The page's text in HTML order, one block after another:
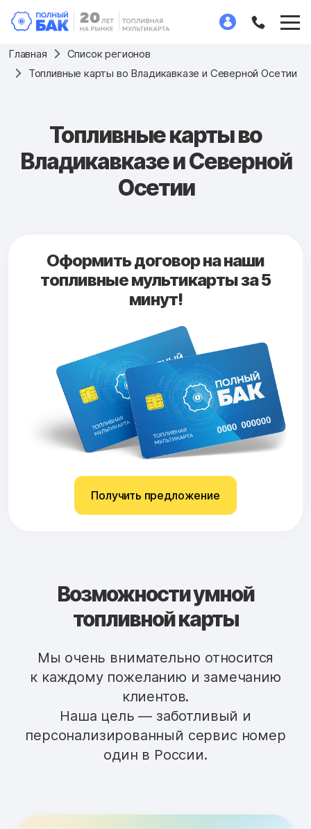
Главная
Список регионов
Топливные карты во Владикавказе и Северной Осетии
Топливные карты во
Владикавказе и Северной
Осетии
Оформить договор на наши
топливные мультикарты за 5
минут!
Получить предложение
Возможности умной
топливной карты
Мы очень внимательно относится
к каждому пожеланию и замечанию
клиентов.
Наша цель — заботливый и
персонализированный сервис номер
один в России.